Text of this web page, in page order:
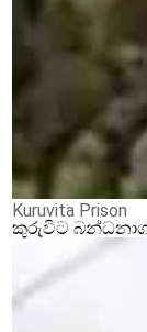
Kuruvita Prison
කුරුවිට